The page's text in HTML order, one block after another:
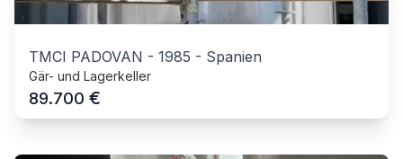
TMCI PADOVAN - 1985 - Spanien
Gär- und Lagerkeller
89.700 €